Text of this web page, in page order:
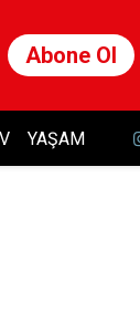
Abone Ol
YAŞAM